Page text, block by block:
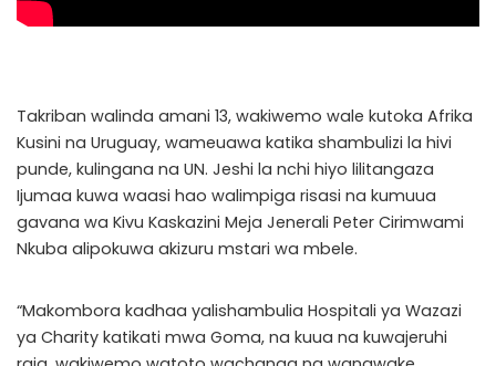
Takriban walinda amani 13, wakiwemo wale kutoka Afrika
Kusini na Uruguay, wameuawa katika shambulizi la hivi
punde, kulingana na UN. Jeshi la nchi hiyo lilitangaza
Ijumaa kuwa waasi hao walimpiga risasi na kumuua
gavana wa Kivu Kaskazini Meja Jenerali Peter Cirimwami
Nkuba alipokuwa akizuru mstari wa mbele.
“Makombora kadhaa yalishambulia Hospitali ya Wazazi
ya Charity katikati mwa Goma, na kuua na kuwajeruhi